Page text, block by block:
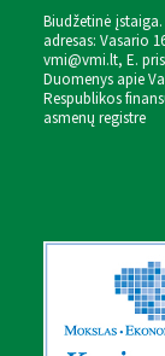
Biudžetinė
adresas: Vasario
vmi@vmi.lt, E.
Duomenys apie
Respublikos
asmenų registre